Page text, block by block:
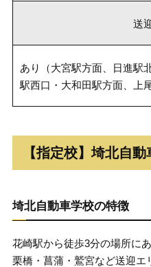
送
あり（大宮駅方面、日進駅
駅西口・大和田駅方面、上
【指定校】埼北自
埼北自動車学校の特徴
花崎駅から徒歩3分の場所に
栗橋・菖蒲・鷲宮など送迎エ